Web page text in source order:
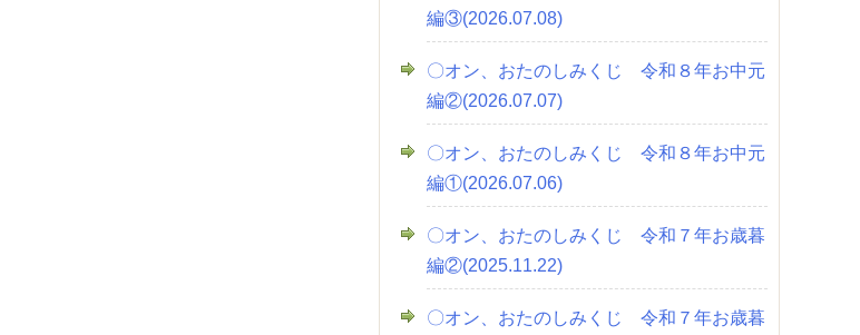
編③(2026.07.08)
〇オン、おたのしみくじ 令和８年お中元
編②(2026.07.07)
〇オン、おたのしみくじ 令和８年お中元
編①(2026.07.06)
〇オン、おたのしみくじ 令和７年お歳暮
編②(2025.11.22)
〇オン、おたのしみくじ 令和７年お歳暮